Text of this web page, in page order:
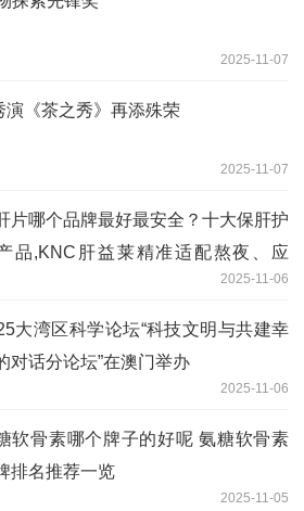
2025-11-07
演《茶之秀》再添殊荣
2025-11-07
片哪个品牌最好最安全？十大保肝护
品,KNC肝益莱精准适配熬夜、应
2025-11-06
大湾区科学论坛“科技文明与共建幸
对话分论坛”在澳门举办
2025-11-06
软骨素哪个牌子的好呢 氨糖软骨素
排名推荐一览
2025-11-05